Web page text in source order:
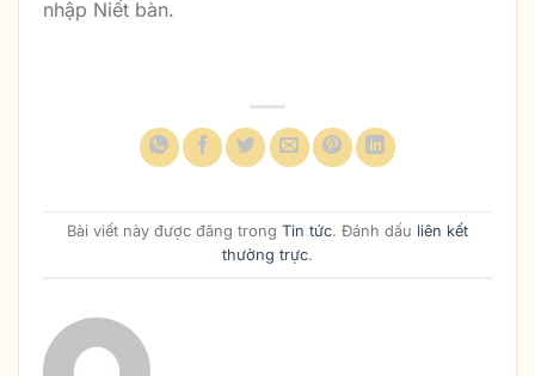
nhập Niết bàn.
Bài viết này được đăng trong Tin tức. Đánh dấu liên kết
thường trực.